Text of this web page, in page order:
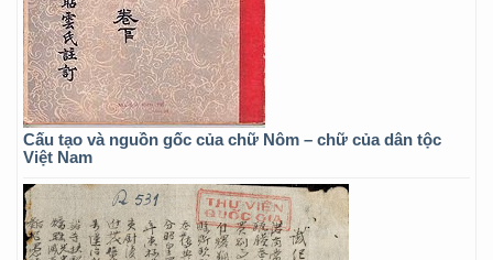
Cấu tạo và nguồn gốc của chữ Nôm – chữ của dân tộc
Việt Nam